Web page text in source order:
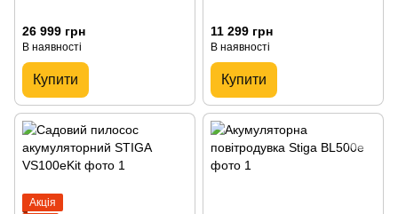
26 999 грн
В наявності
Купити
11 299 грн
В наявності
Купити
Акція